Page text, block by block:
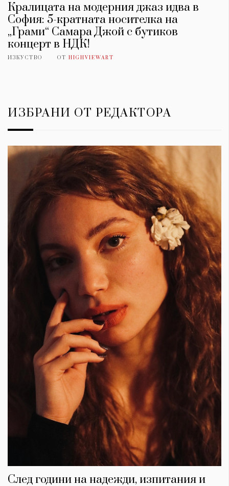
Кралицата на модерния джаз идва в
София: 5-кратната носителка на
„Грами“ Самара Джой с бутиков
концерт в НДК!
ИЗКУСТВО ОТ HIGHVIEWART
ИЗБРАНИ ОТ РЕДАКТОРА
След години на надежди, изпитания и